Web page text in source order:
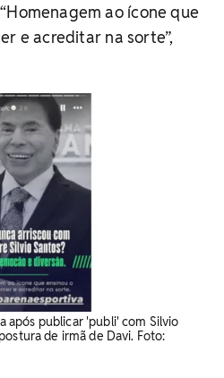
ao ícone que
e acreditar na sorte”,
após publicar 'publi' com Silvio
de irmã de Davi. ​Foto: